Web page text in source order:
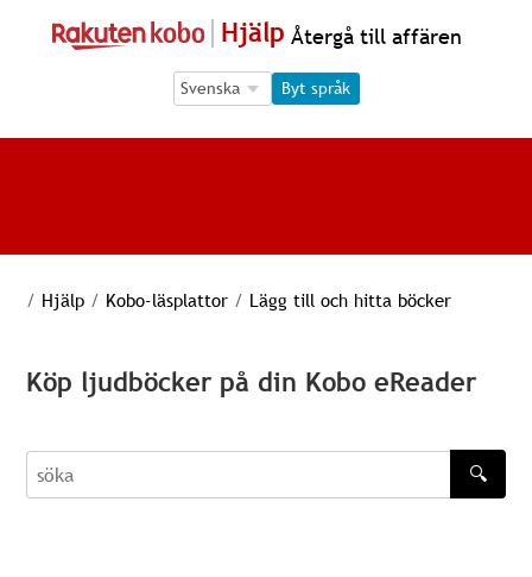
Hjälp Återgå till affären
Language Selection
Language Selection
Byt språk
/ Hjälp / Kobo-läsplattor / Lägg till och hitta böcker
Köp ljudböcker på din Kobo eReader
söka
🔍